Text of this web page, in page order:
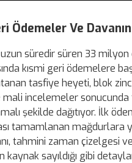
Ödemeler Ve
uzun süredir süren 33 milyon
kısmi geri ödemelere
tasfiye heyeti, blok
mali incelemeler
şekilde dağıtıyor. İlk
tamamlanan mağdurlara
tahmini zaman çizelgesi
kaynak sayıldığı gibi